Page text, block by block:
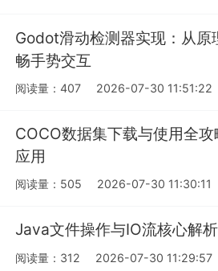
Godot滑动检测器实现：从原
畅手势交互
阅读量：407 2026-07-30 11:51:22
COCO数据集下载与使用全
应用
阅读量：505 2026-07-30 11:30:11
Java文件操作与IO流核心解析
阅读量：312 2026-07-30 11:29:57